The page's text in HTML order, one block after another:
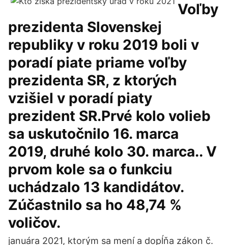
Voľby
prezidenta Slovenskej
republiky v roku 2019 boli v
poradí piate priame voľby
prezidenta SR, z ktorých
vzišiel v poradí piaty
prezident SR.Prvé kolo volieb
sa uskutočnilo 16. marca
2019, druhé kolo 30. marca.. V
prvom kole sa o funkciu
uchádzalo 13 kandidátov.
Zúčastnilo sa ho 48,74 %
voličov.
januára 2021, ktorým sa mení a dopĺňa zákon č.